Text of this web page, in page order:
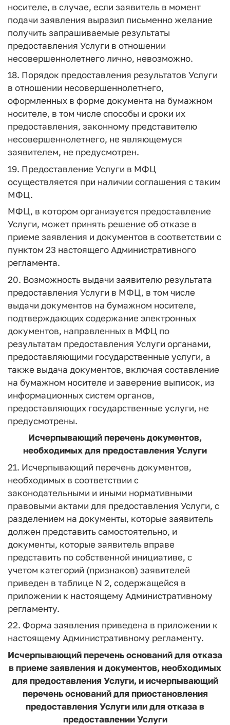
носителе, в случае, если заявитель в момент
подачи заявления выразил письменно желание
получить запрашиваемые результаты
предоставления Услуги в отношении
несовершеннолетнего лично, невозможно.
18. Порядок предоставления результатов Услуги
в отношении несовершеннолетнего,
оформленных в форме документа на бумажном
носителе, в том числе способы и сроки их
предоставления, законному представителю
несовершеннолетнего, не являющемуся
заявителем, не предусмотрен.
19. Предоставление Услуги в МФЦ
осуществляется при наличии соглашения с таким
МФЦ.
МФЦ, в котором организуется предоставление
Услуги, может принять решение об отказе в
приеме заявления и документов в соответствии с
пунктом 23 настоящего Административного
регламента.
20. Возможность выдачи заявителю результата
предоставления Услуги в МФЦ, в том числе
выдачи документов на бумажном носителе,
подтверждающих содержание электронных
документов, направленных в МФЦ по
результатам предоставления Услуги органами,
предоставляющими государственные услуги, а
также выдача документов, включая составление
на бумажном носителе и заверение выписок, из
информационных систем органов,
предоставляющих государственные услуги, не
предусмотрены.
Исчерпывающий перечень документов,
необходимых для предоставления Услуги
21. Исчерпывающий перечень документов,
необходимых в соответствии с
законодательными и иными нормативными
правовыми актами для предоставления Услуги, с
разделением на документы, которые заявитель
должен представить самостоятельно, и
документы, которые заявитель вправе
представить по собственной инициативе, с
учетом категорий (признаков) заявителей
приведен в таблице N 2, содержащейся в
приложении к настоящему Административному
регламенту.
22. Форма заявления приведена в приложении к
настоящему Административному регламенту.
Исчерпывающий перечень оснований для отказа
в приеме заявления и документов, необходимых
для предоставления Услуги, и исчерпывающий
перечень оснований для приостановления
предоставления Услуги или для отказа в
предоставлении Услуги